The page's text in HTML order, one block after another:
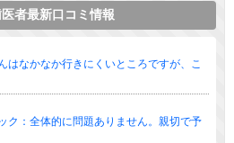
者最新口コミ情報
はなかなか行きにくいところですが、こ
ク：全体的に問題ありません。親切で予